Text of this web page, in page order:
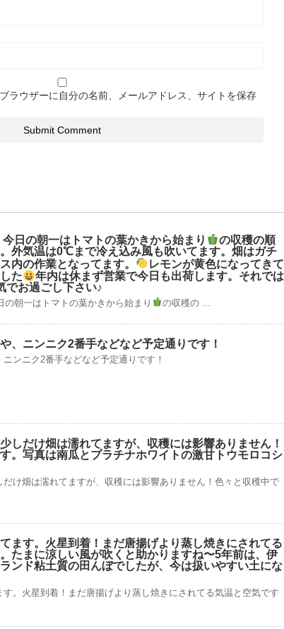
ラウザーに自分の名前、メールアドレス、サイトを保存
日の朝一はトマトの葉かきから始まり
の収穫の順
外気温は0℃まで冷え込み風も吹いてます。畑はガチ
内の作業となってます。
レモンが黄色になってきて
た
年内は休まず営業で今日も出荷します。それでは
でお過ごし下さい♪
の朝一はトマトの葉かきから始まり の収穫の ...
、ニンニク2番手などなど予定通りです！
ンニク2番手などなど予定通りです！
しだけ畑は濡れてますが、収穫には影響ありません！
。写真は南瓜とプラチナホワイトの激甘トウモロコシ
だけ畑は濡れてますが、収穫には影響ありません！色々と収穫中で
ます。火星到着！まだ唐揚げより蒸し焼きにされてる
たまに涼しい風が吹くと助かりますね〜5年前は、伊
ンド粘土質の田んぼでしたが、今は扱いやすい土にな
す。火星到着！まだ唐揚げより蒸し焼きにされてる気温と空気です